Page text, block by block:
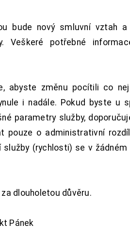
bude nový smluvní vztah
Veškeré potřebné
abyste změnu pocítili co
i nadále. Pokud byste u
parametry služby,
pouze o administrativní
služby (rychlosti) se v
dlouholetou důvěru.
Pánek